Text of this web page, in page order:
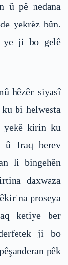
û pê nedana
yekrêz bûn.
ye ji bo gelê
hêzên siyasî
bi helwesta
yekê kirin ku
û Iraq berev
li bingehên
daxwaza
proseya
ketiye ber
ji bo
pêk